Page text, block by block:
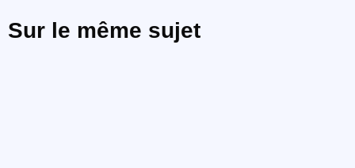
Sur le même sujet